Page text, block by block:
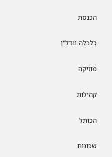
הכנסת
כלכלה ונדל"ן
מוזיקה
קהילות
הכותל
שכונות